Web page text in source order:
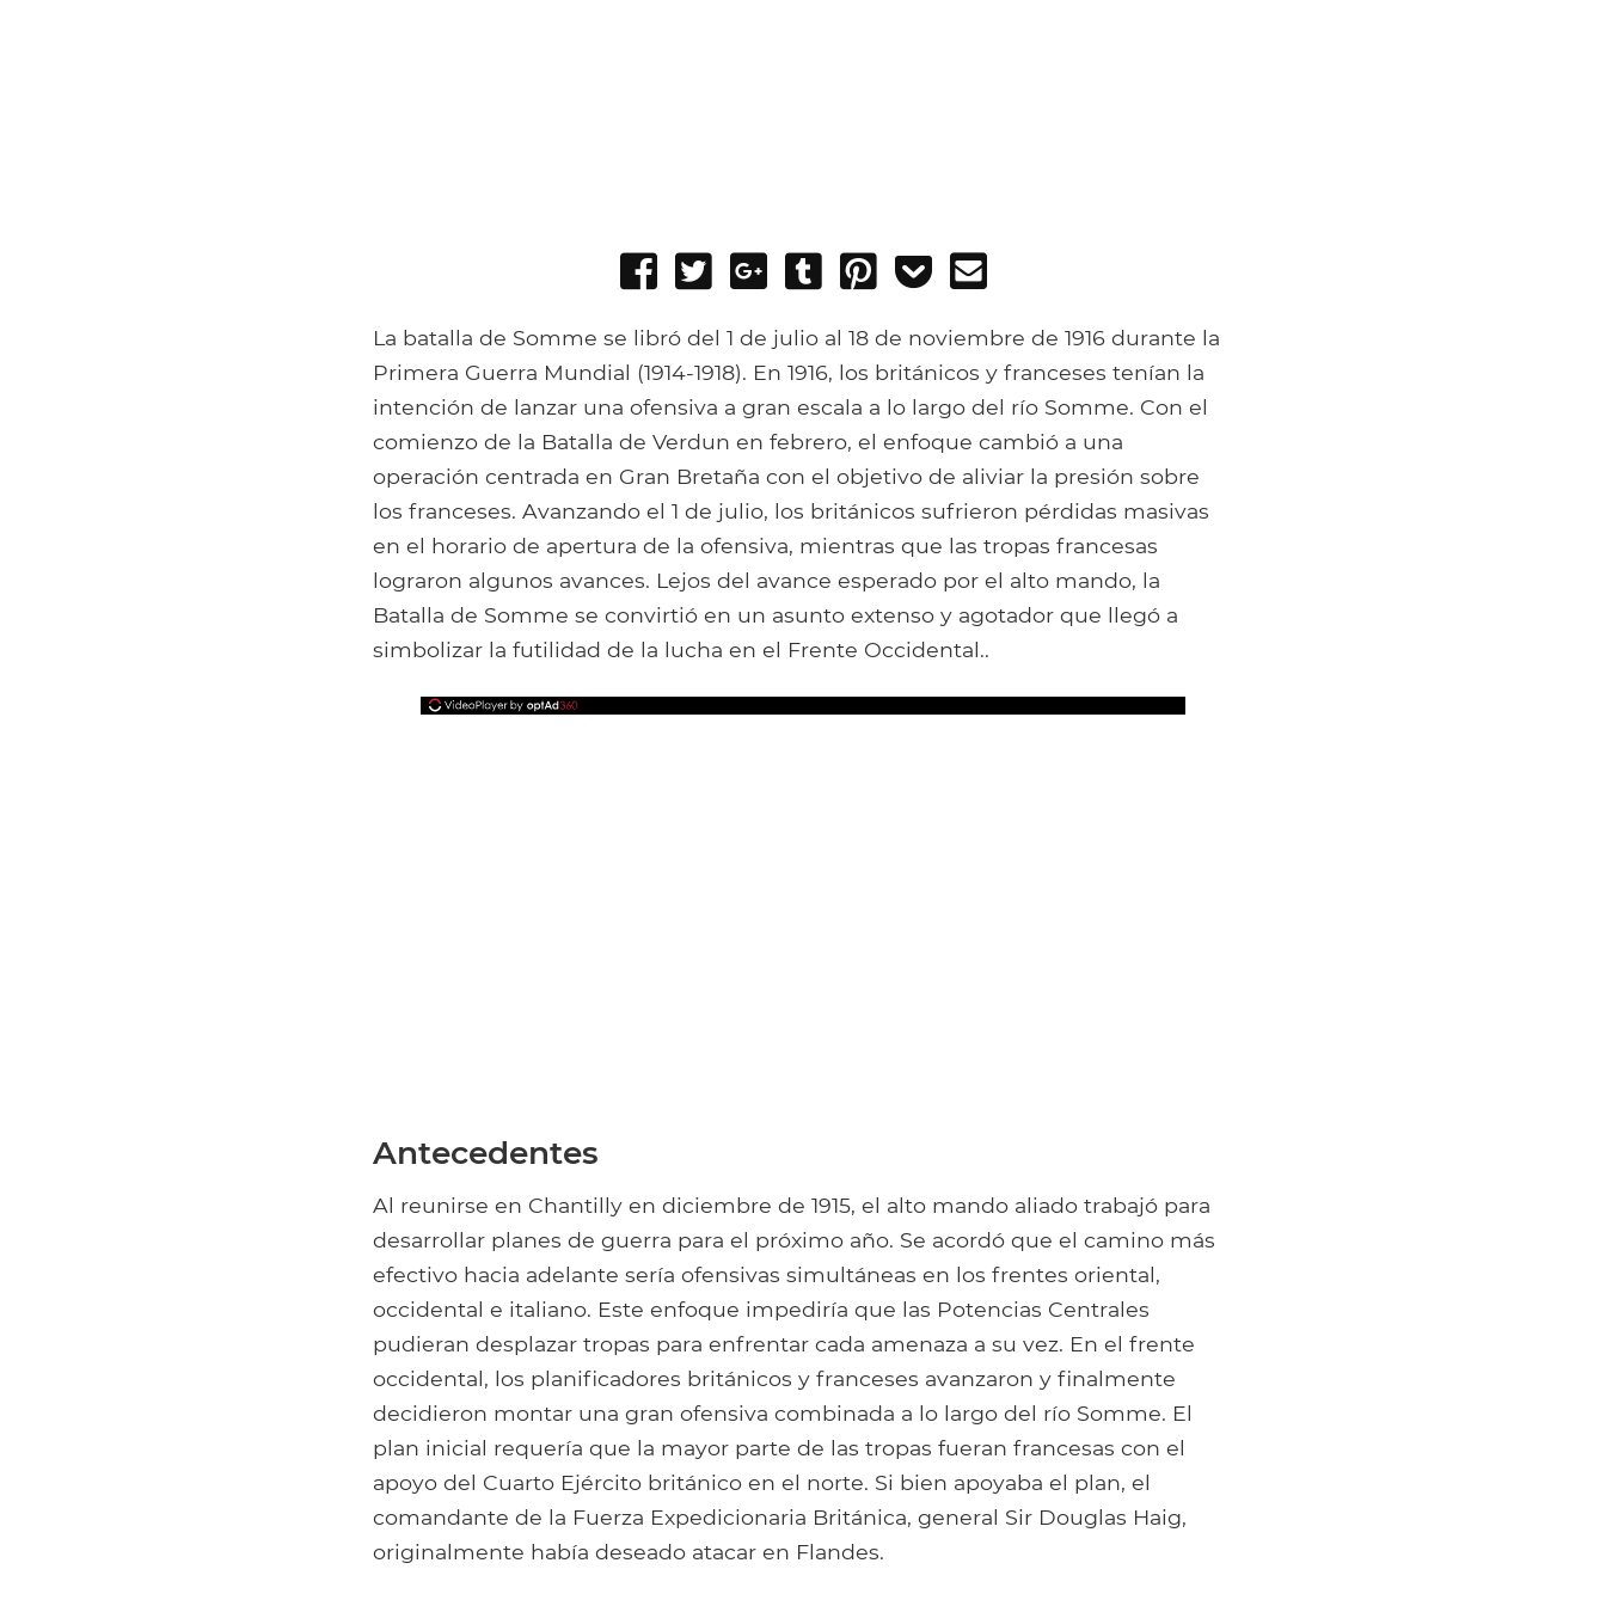
Share
Facebook
Tweet
Share
Google+
Post
Tumblr
Pin
Add
Pocket
La batalla de Somme se libró del 1 de julio al 18 de noviembre de 1916 durante la
Primera Guerra Mundial (1914-1918). En 1916, los británicos y franceses tenían la
intención de lanzar una ofensiva a gran escala a lo largo del río Somme. Con el
comienzo de la Batalla de Verdun en febrero, el enfoque cambió a una
operación centrada en Gran Bretaña con el objetivo de aliviar la presión sobre
los franceses. Avanzando el 1 de julio, los británicos sufrieron pérdidas masivas
en el horario de apertura de la ofensiva, mientras que las tropas francesas
lograron algunos avances. Lejos del avance esperado por el alto mando, la
Batalla de Somme se convirtió en un asunto extenso y agotador que llegó a
simbolizar la futilidad de la lucha en el Frente Occidental..
Antecedentes
Al reunirse en Chantilly en diciembre de 1915, el alto mando aliado trabajó para
desarrollar planes de guerra para el próximo año. Se acordó que el camino más
efectivo hacia adelante sería ofensivas simultáneas en los frentes oriental,
occidental e italiano. Este enfoque impediría que las Potencias Centrales
pudieran desplazar tropas para enfrentar cada amenaza a su vez. En el frente
occidental, los planificadores británicos y franceses avanzaron y finalmente
decidieron montar una gran ofensiva combinada a lo largo del río Somme. El
plan inicial requería que la mayor parte de las tropas fueran francesas con el
apoyo del Cuarto Ejército británico en el norte. Si bien apoyaba el plan, el
comandante de la Fuerza Expedicionaria Británica, general Sir Douglas Haig,
originalmente había deseado atacar en Flandes.